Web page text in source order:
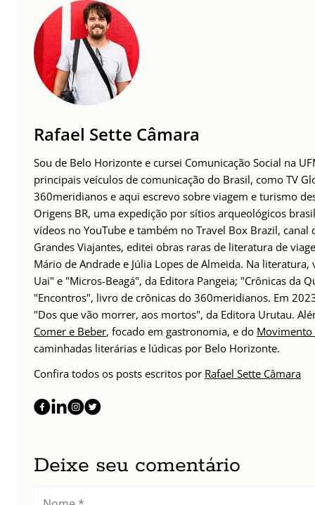
Rafael Sette Câmara
Sou de Belo Horizonte e cursei Comunicação Social na
principais veículos de comunicação do Brasil, como TV
360meridianos e aqui escrevo sobre viagem e turismo
Origens BR, uma expedição por sítios arqueológicos
vídeos no YouTube e também no Travel Box Brazil,
Grandes Viajantes, editei obras raras de literatura de
Mário de Andrade e Júlia Lopes de Almeida. Na
Uai" e "Micros-Beagá", da Editora Pangeia; "Crônicas da
"Encontros", livro de crônicas do 360meridianos. Em
"Dos que vão morrer, aos mortos", da Editora Urutau.
Comer e Beber, focado em gastronomia, e do Movimento
caminhadas literárias e lúdicas por Belo Horizonte.
Confira todos os posts escritos por Rafael Sette Câmara
Deixe seu comentário